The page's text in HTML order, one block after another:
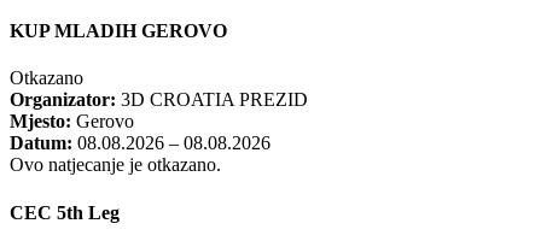
KUP MLADIH GEROVO
Otkazano
Organizator: 3D CROATIA PREZID
Mjesto: Gerovo
Datum: 08.08.2026 – 08.08.2026
Ovo natjecanje je otkazano.
CEC 5th Leg